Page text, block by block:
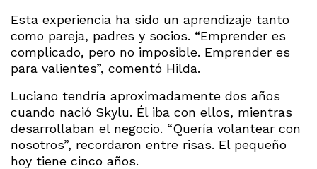
Esta experiencia ha sido un aprendizaje tanto
como pareja, padres y socios. “Emprender es
complicado, pero no imposible. Emprender es
para valientes”, comentó Hilda.
Luciano tendría aproximadamente dos años
cuando nació Skylu. Él iba con ellos, mientras
desarrollaban el negocio. “Quería volantear con
nosotros”, recordaron entre risas. El pequeño
hoy tiene cinco años.